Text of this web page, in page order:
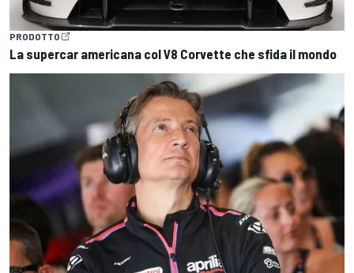
PRODOTTO
La supercar americana col V8 Corvette che sfida il mondo